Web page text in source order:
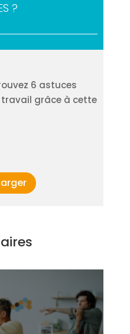
?
6 astuces
travail grâce à cette